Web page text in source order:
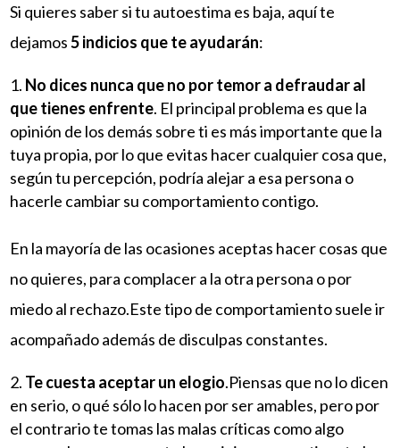
Si quieres saber si tu autoestima es baja, aquí te
dejamos5 indicios que te ayudarán:
No dices nunca que no por temor a defraudar al
que tienes enfrente. El principal problema es que la
opinión de los demás sobre ti es más importante que la
tuya propia, por lo que evitas hacer cualquier cosa que,
según tu percepción, podría alejar a esa persona o
hacerle cambiar su comportamiento contigo.
En la mayoría de las ocasiones aceptas hacer cosas que
no quieres, para complacer a la otra persona o por
miedo al rechazo.Este tipo de comportamiento suele ir
acompañado además de disculpas constantes.
Te cuesta aceptar un elogio.Piensas que no lo dicen
en serio, o qué sólo lo hacen por ser amables, pero por
el contrario te tomas las malas críticas como algo